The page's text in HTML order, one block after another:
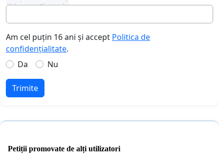
Am cel puțin 16 ani și accept Politica de
confidențialitate.
Da
Nu
Trimite
Petiții promovate de alți utilizatori